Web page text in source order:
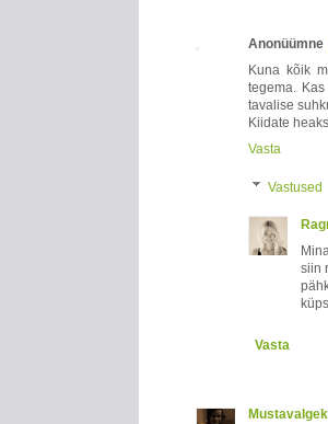
Anonüümne
Kuna kõik
tegema.
tavalise
Kiidate
Vasta
Vastused
siin
Vasta